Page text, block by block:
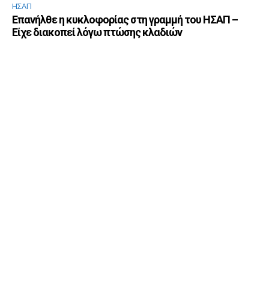
ΗΣΑΠ
Επανήλθε η κυκλοφορίας στη γραμμή του ΗΣΑΠ –
Είχε διακοπεί λόγω πτώσης κλαδιών